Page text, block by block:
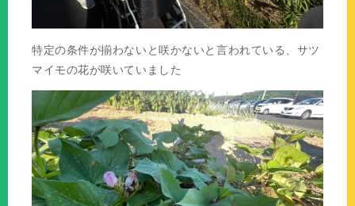
特定の条件が揃わないと咲かないと言われている、サツ
マイモの花が咲いていました